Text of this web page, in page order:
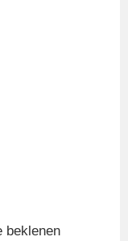
beklenen